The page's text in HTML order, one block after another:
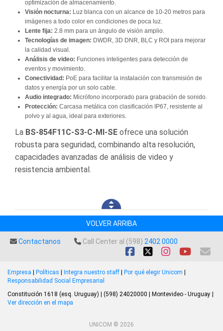
optimización de almacenamiento.
Visión nocturna: Luz blanca con un alcance de 10-20 metros para
imágenes a todo color en condiciones de poca luz.
Lente fija: 2.8 mm para un ángulo de visión amplio.
Tecnologías de imagen: DWDR, 3D DNR, BLC y ROI para mejorar
la calidad visual.
Análisis de video: Funciones inteligentes para detección de
eventos y movimiento.
Conectividad: PoE para facilitar la instalación con transmisión de
datos y energía por un solo cable.
Audio integrado: Micrófono incorporado para grabación de sonido.
Protección: Carcasa metálica con clasificación IP67, resistente al
polvo y al agua, ideal para exteriores.
La BS-854F11C-S3-C-MI-SE ofrece una solución
robusta para seguridad, combinando alta resolución,
capacidades avanzadas de análisis de video y
resistencia ambiental.
VOLVER ARRIBA
Contactanos Call Center al (598) 2402 0000
Empresa Políticas Integra nuestro staff Por qué elegir Unicom
Responsabilidad Social Empresarial
Constitución 1618 (esq. Uruguay) | (598) 24020000 | Montevideo - Uruguay |
Ver dirección en el mapa
UNICOM © 2026